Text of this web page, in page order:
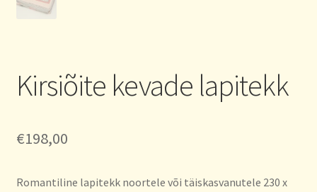
Kirsiõite kevade lapitekk
€198,00
Romantiline lapitekk noortele või täiskasvanutele 230 x